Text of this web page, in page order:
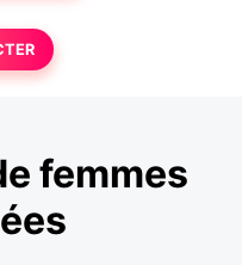
femmes